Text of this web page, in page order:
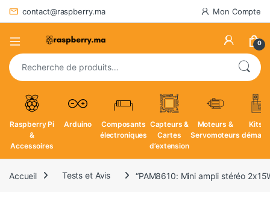
contact@raspberry.ma Mon Compte
0
Recherche pour :
Raspberry Pi
&
Accessoires
Arduino
Composants
électroniques
Capteurs &
Cartes
d’extension
Moteurs &
Servomoteurs
Kits
Accueil Tests et Avis “PAM8610: Mini ampli stéréo